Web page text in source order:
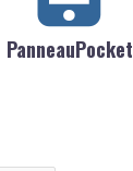
PanneauPocket